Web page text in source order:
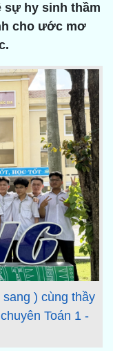
sự hy sinh thầm
cho ước mơ
) cùng thầy
Toán 1 -